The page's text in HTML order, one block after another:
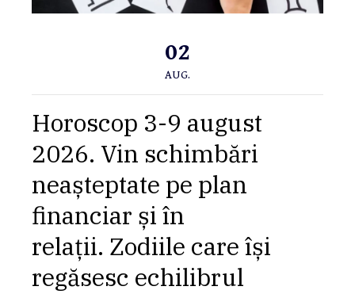
02
AUG.
Horoscop 3-9 august
2026. Vin schimbări
neașteptate pe plan
financiar și în
relații. Zodiile care își
regăsesc echilibrul